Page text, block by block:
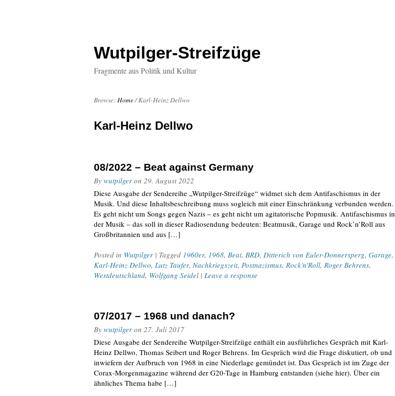
Wutpilger-Streifzüge
Fragmente aus Politik und Kultur
Browse: Home/Karl-Heinz Dellwo
Karl-Heinz Dellwo
08/2022 – Beat against Germany
By wutpilger on 29. August 2022
Diese Ausgabe der Sendereihe „Wutpilger-Streifzüge“ widmet sich dem Antifaschismus in der
Musik. Und diese Inhaltsbeschreibung muss sogleich mit einer Einschränkung verbunden werden.
Es geht nicht um Songs gegen Nazis – es geht nicht um agitatorische Popmusik. Antifaschismus in
der Musik – das soll in dieser Radiosendung bedeuten: Beatmusik, Garage und Rock’n’Roll aus
Großbritannien und aus […]
Posted in Wutpilger | Tagged 1960er, 1968, Beat, BRD, Ditterich von Euler-Donnersperg, Garage,
Karl-Heinz Dellwo, Lutz Taufer, Nachkriegszeit, Postnazismus, Rock'n'Roll, Roger Behrens,
Westdeutschland, Wolfgang Seidel | Leave a response
07/2017 – 1968 und danach?
By wutpilger on 27. Juli 2017
Diese Ausgabe der Sendereihe Wutpilger-Streifzüge enthält ein ausführliches Gespräch mit Karl-
Heinz Dellwo, Thomas Seibert und Roger Behrens. Im Gespräch wird die Frage diskutiert, ob und
inwiefern der Aufbruch von 1968 in eine Niederlage gemündet ist. Das Gespräch ist im Zuge der
Corax-Morgenmagazine während der G20-Tage in Hamburg entstanden (siehe hier). Über ein
ähnliches Thema habe […]